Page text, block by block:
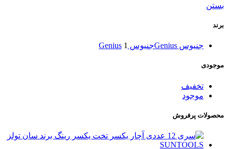
بستن
برند
جنیوس Genius جنیوس Genius 1
موجودی
تخفیف
موجود
محصولات پرفروش